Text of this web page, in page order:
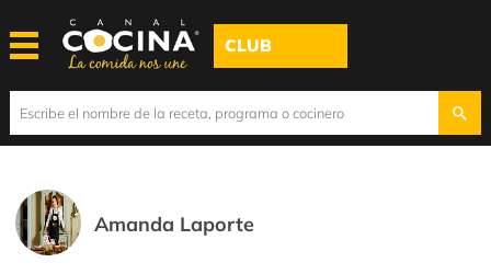
CLUB
Amanda Laporte